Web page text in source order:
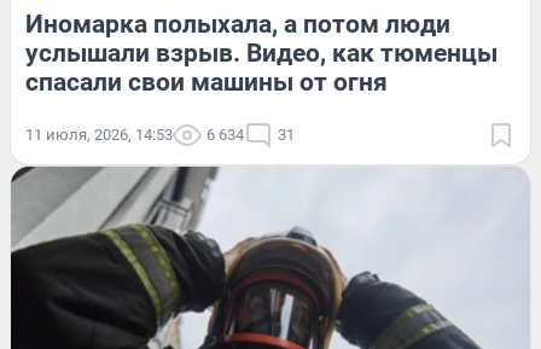
Иномарка полыхала, а потом люди
услышали взрыв. Видео, как тюменцы
спасали свои машины от огня
11 июля, 2026, 14:53 6 634 31